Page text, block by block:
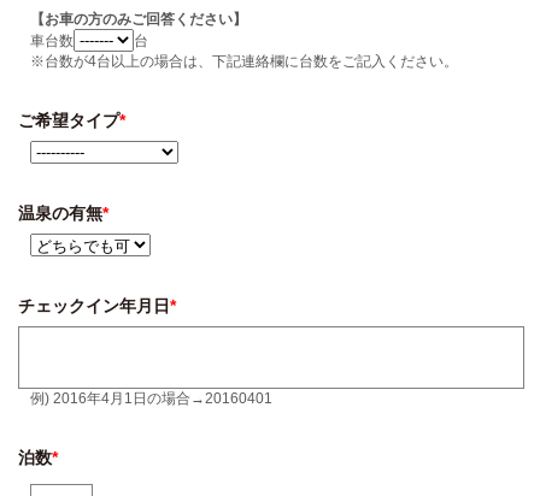
【お車の方のみご回答ください】
車台数
台
※台数が4台以上の場合は、下記連絡欄に台数をご記入ください。
ご希望タイプ*
温泉の有無*
チェックイン年月日*
例) 2016年4月1日の場合→20160401
泊数*